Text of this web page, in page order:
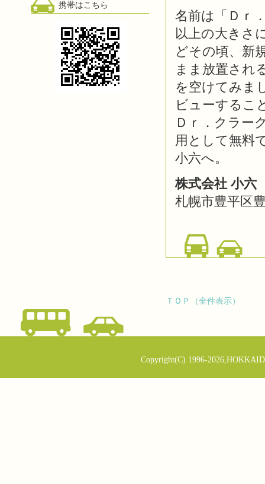
携帯はこちら
名前は「Ｄｒ
以上の大きさ
どその頃、新
まま放置され
を空けてみま
ビューするこ
Ｄｒ．クラー
用として無料
小六へ。
株式会社 小六
札幌市豊平区
ＴＯＰ（全件表示）
Copyright(C) 1996-